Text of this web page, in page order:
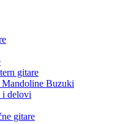
gitare
Buzuki
i delovi
gitare